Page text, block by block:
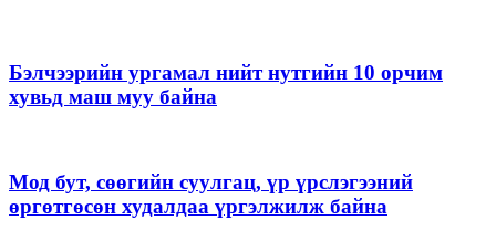
Бэлчээрийн ургамал нийт нутгийн 10 орчим
хувьд маш муу байна
Мод бут, сөөгийн суулгац, үр үрслэгээний
өргөтгөсөн худалдаа үргэлжилж байна